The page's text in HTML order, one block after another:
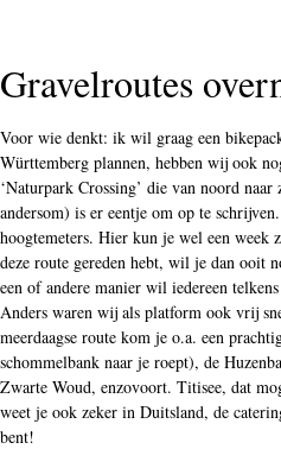
Gravelroutes
Voor wie denkt: ik wil graag een
Württemberg plannen, hebben wij ook
‘Naturpark Crossing’ die van noord
andersom) is er eentje om op te
hoogtemeters. Hier kun je wel een week
deze route gereden hebt, wil je dan ooit
een of andere manier wil iedereen
Anders waren wij als platform ook vrij
meerdaagse route kom je o.a. een
schommelbank naar je roept), de
Zwarte Woud, enzovoort. Titisee, dat
weet je ook zeker in Duitsland, de
bent!